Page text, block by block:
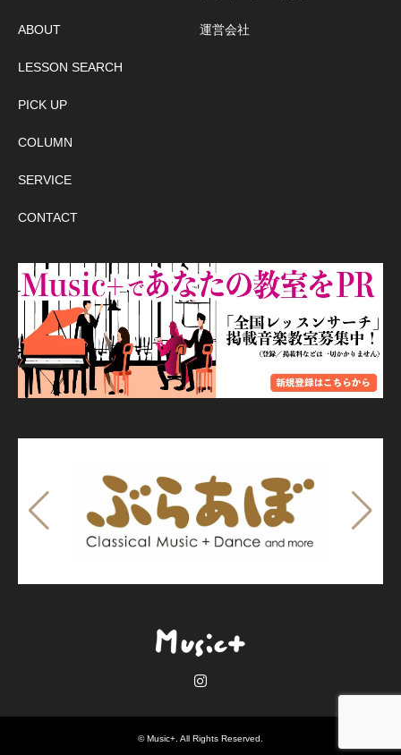
ABOUT
LESSON SEARCH
PICK UP
COLUMN
SERVICE
CONTACT
運営会社
©Music+ . All Rights Reserved.